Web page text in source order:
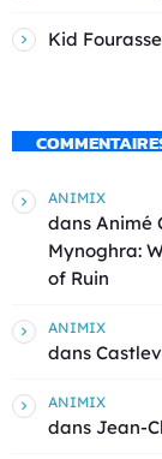
Kid
ANIMIX
dans Animé
Mynoghra:
of Ruin
ANIMIX
dans
ANIMIX
dans Jean-